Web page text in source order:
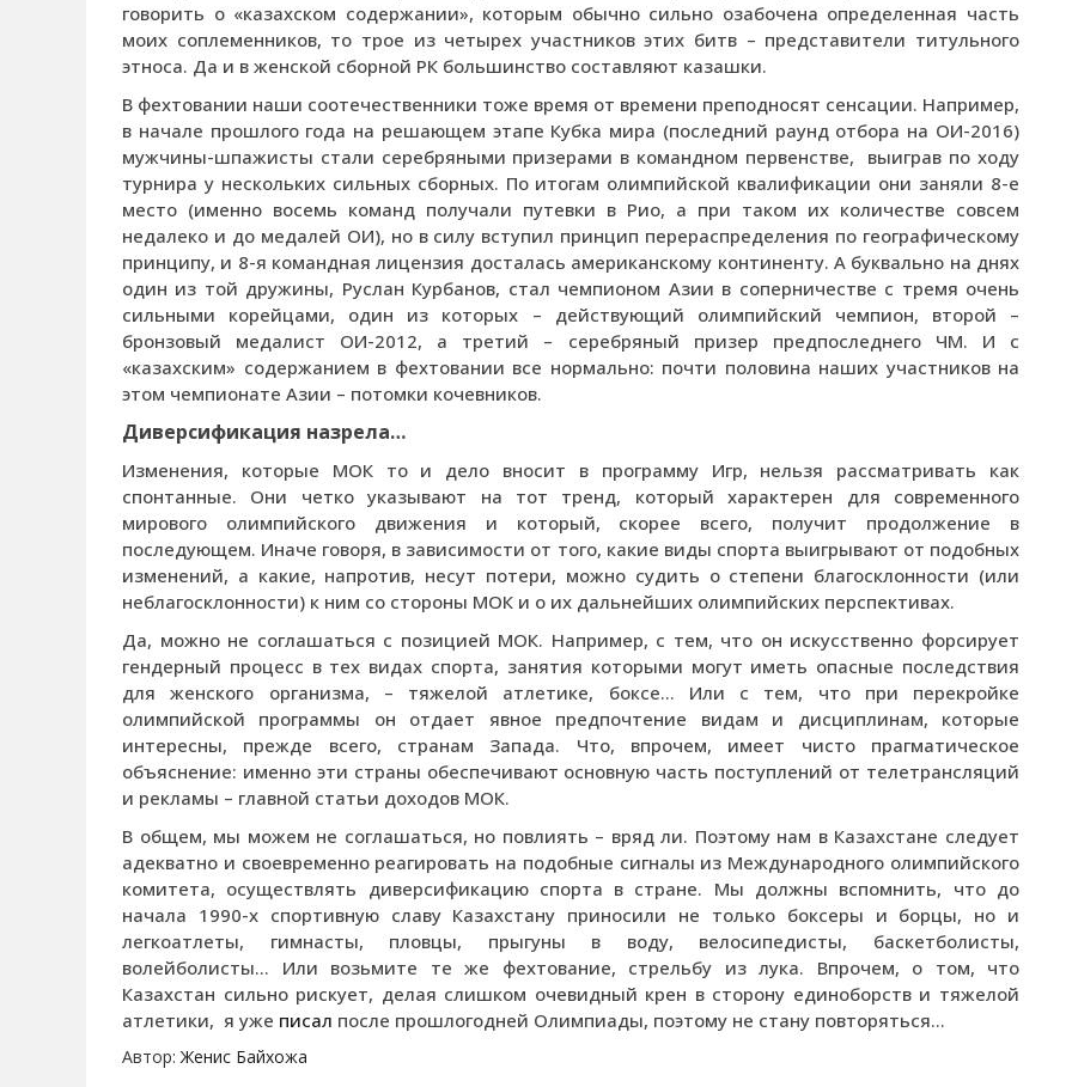
говорить о «казахском содержании», которым обычно сильно озабочена определенная часть
моих соплеменников, то трое из четырех участников этих битв – представители титульного
этноса. Да и в женской сборной РК большинство составляют казашки.
В фехтовании наши соотечественники тоже время от времени преподносят сенсации. Например,
в начале прошлого года на решающем этапе Кубка мира (последний раунд отбора на ОИ-2016)
мужчины-шпажисты стали серебряными призерами в командном первенстве, выиграв по ходу
турнира у нескольких сильных сборных. По итогам олимпийской квалификации они заняли 8-е
место (именно восемь команд получали путевки в Рио, а при таком их количестве совсем
недалеко и до медалей ОИ), но в силу вступил принцип перераспределения по географическому
принципу, и 8-я командная лицензия досталась американскому континенту. А буквально на днях
один из той дружины, Руслан Курбанов, стал чемпионом Азии в соперничестве с тремя очень
сильными корейцами, один из которых – действующий олимпийский чемпион, второй –
бронзовый медалист ОИ-2012, а третий – серебряный призер предпоследнего ЧМ. И с
«казахским» содержанием в фехтовании все нормально: почти половина наших участников на
этом чемпионате Азии – потомки кочевников.
Диверсификация назрела…
Изменения, которые МОК то и дело вносит в программу Игр, нельзя рассматривать как
спонтанные. Они четко указывают на тот тренд, который характерен для современного
мирового олимпийского движения и который, скорее всего, получит продолжение в
последующем. Иначе говоря, в зависимости от того, какие виды спорта выигрывают от подобных
изменений, а какие, напротив, несут потери, можно судить о степени благосклонности (или
неблагосклонности) к ним со стороны МОК и о их дальнейших олимпийских перспективах.
Да, можно не соглашаться с позицией МОК. Например, с тем, что он искусственно форсирует
гендерный процесс в тех видах спорта, занятия которыми могут иметь опасные последствия
для женского организма, – тяжелой атлетике, боксе… Или с тем, что при перекройке
олимпийской программы он отдает явное предпочтение видам и дисциплинам, которые
интересны, прежде всего, странам Запада. Что, впрочем, имеет чисто прагматическое
объяснение: именно эти страны обеспечивают основную часть поступлений от телетрансляций
и рекламы – главной статьи доходов МОК.
В общем, мы можем не соглашаться, но повлиять – вряд ли. Поэтому нам в Казахстане следует
адекватно и своевременно реагировать на подобные сигналы из Международного олимпийского
комитета, осуществлять диверсификацию спорта в стране. Мы должны вспомнить, что до
начала 1990-х спортивную славу Казахстану приносили не только боксеры и борцы, но и
легкоатлеты, гимнасты, пловцы, прыгуны в воду, велосипедисты, баскетболисты,
волейболисты… Или возьмите те же фехтование, стрельбу из лука. Впрочем, о том, что
Казахстан сильно рискует, делая слишком очевидный крен в сторону единоборств и тяжелой
атлетики, я уже писал после прошлогодней Олимпиады, поэтому не стану повторяться…
Автор:Женис Байхожа